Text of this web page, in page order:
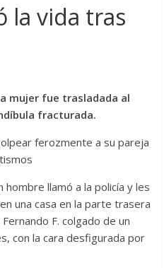
la vida tras
mujer fue trasladada al
fracturada.
ferozmente a su pareja
hombre llamó a la policía y les
una casa en la parte trasera
F. colgado de un
con la cara desfigurada por